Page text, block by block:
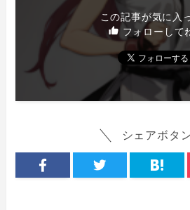
この記事が気に入
フォローして
シェアボタ